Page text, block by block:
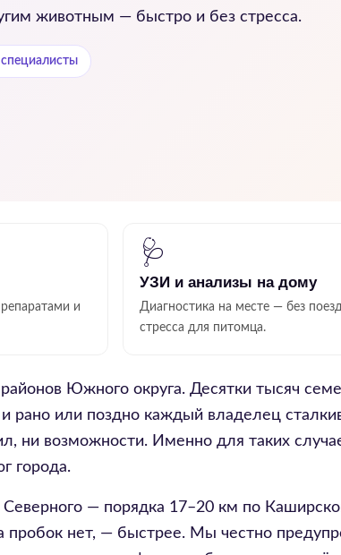
животным — быстро и без стресса.
специалисты
и
🩺
УЗИ и анализы на дому
Диагностика на месте — без
стресса для питомца.
Южного округа. Десятки тысяч
или поздно каждый владелец
ни возможности. Именно для таких
города.
— порядка 17–20 км по
пробок нет, — быстрее. Мы честно